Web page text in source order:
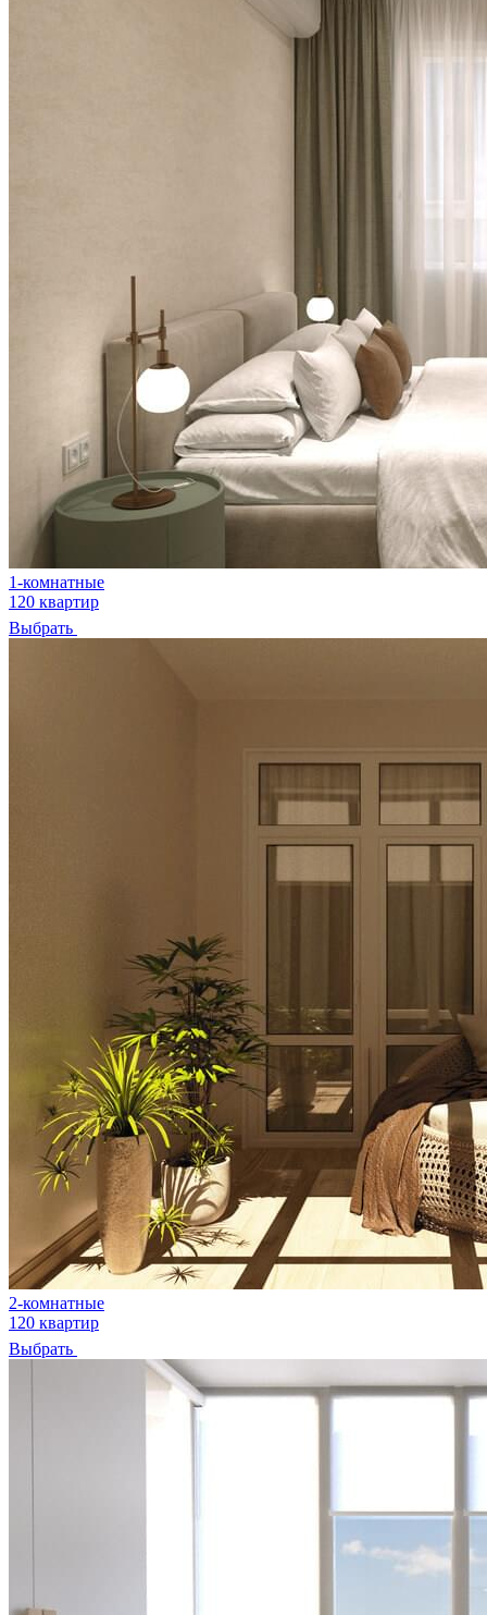
1-комнатные
120 квартир
Выбрать
2-комнатные
120 квартир
Выбрать